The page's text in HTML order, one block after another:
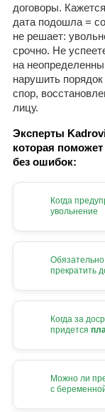
договоры.
дата подошла =
не решает:
срочно. Не
на
нарушить
спор,
лицу.
Эксперты
которая
без ошибок:
Когда
увольнение
прекратить
Когда за
придется
Можно ли
с